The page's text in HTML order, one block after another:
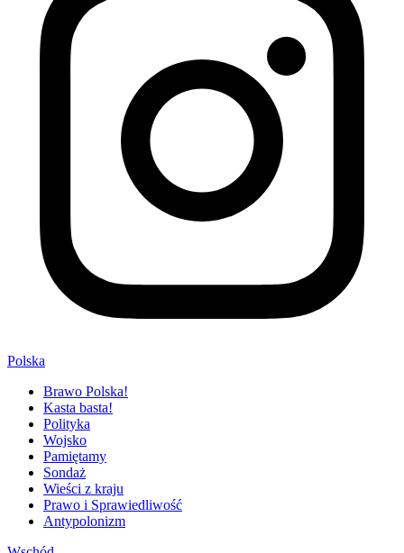
Polska
Brawo Polska!
Kasta basta!
Polityka
Wojsko
Pamiętamy
Sondaż
Wieści z kraju
Prawo i Sprawiedliwość
Antypolonizm